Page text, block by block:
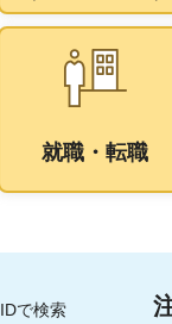
就職・転職
IDで検索